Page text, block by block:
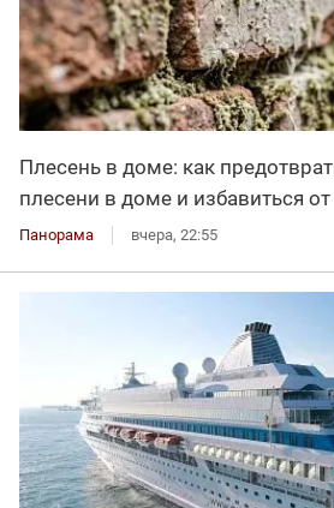
Плесень в доме: как
плесени в доме и избавиться
Панорама вчера, 22:55